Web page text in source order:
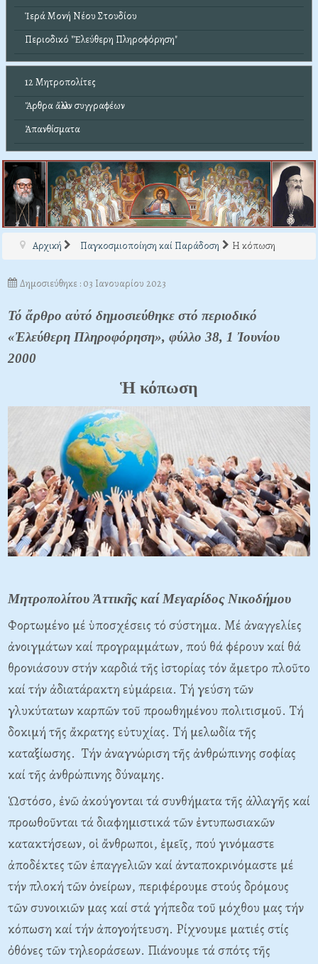
Ἱερά Μονή Νέου Στουδίου
Περιοδικό "Ἐλεύθερη Πληροφόρηση"
12 Μητροπολίτες
Ἄρθρα ἄλλων συγγραφέων
Ἀπανθίσματα
Αρχική Παγκοσμιοποίηση καί Παράδοση Η κόπωση
Δημοσιεύθηκε : 03 Ιανουαρίου 2023
Τό ἄρθρο αὐτό δημοσιεύθηκε στό περιοδικό
«Ἐλεύθερη Πληροφόρηση», φύλλο 38, 1 Ἰουνίου
2000
Ἡ κόπωση
Μητροπολίτου Ἀττικῆς καί Μεγαρίδος Νικοδήμου
Φορτωμένο μέ ὑποσχέσεις τό σύστημα. Mέ ἀναγγελίες
ἀνοιγμάτων καί προγραμμάτων, πού θά φέρουν καί θά
θρονιάσουν στήν καρδιά τῆς ἱστορίας τόν ἄμετρο πλοῦτο
καί τήν ἀδιατάρακτη εὐμάρεια. Tή γεύση τῶν
γλυκύτατων καρπῶν τοῦ προωθημένου πολιτισμοῦ. Tή
δοκιμή τῆς ἄκρατης εὐτυχίας. Tή μελωδία τῆς
καταξίωσης. Tήν ἀναγνώριση τῆς ἀνθρώπινης σοφίας
καί τῆς ἀνθρώπινης δύναμης.
Ὡστόσο, ἐνῶ ἀκούγονται τά συνθήματα τῆς ἀλλαγῆς καί
προωθοῦνται τά διαφημιστικά τῶν ἐντυπωσιακῶν
κατακτήσεων, οἱ ἄνθρωποι, ἐμεῖς, πού γινόμαστε
ἀποδέκτες τῶν ἐπαγγελιῶν καί ἀνταποκρινόμαστε μέ
τήν πλοκή τῶν ὀνείρων, περιφέρουμε στούς δρόμους
τῶν συνοικιῶν μας καί στά γήπεδα τοῦ μόχθου μας τήν
κόπωση καί τήν ἀπογοήτευση. Pίχνουμε ματιές στίς
ὀθόνες τῶν τηλεοράσεων. Πιάνουμε τά σπότς τῆς